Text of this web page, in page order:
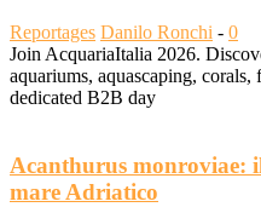
Reportages Danilo Ronchi - 0
Join AcquariaItalia 2026.
aquariums, aquascaping, corals,
dedicated B2B day
Acanthurus monroviae:
mare Adriatico